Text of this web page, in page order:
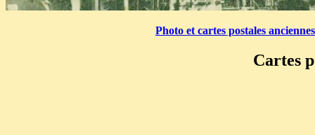
Photo et cartes postales
Cartes